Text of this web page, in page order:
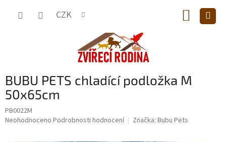
CZK
KOŠÍK
BUBU PETS chladící podložka M
50x65cm
PB0022M
Průměrné
Neohodnoceno Podrobnosti hodnocení Značka: Bubu Pets